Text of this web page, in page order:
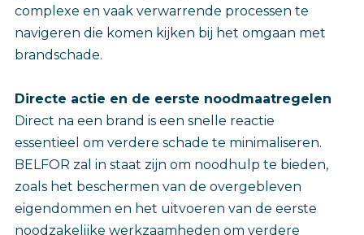
complexe en vaak verwarrende processen te
navigeren die komen kijken bij het omgaan met
brandschade.
Directe actie en de eerste noodmaatregelen
Direct na een brand is een snelle reactie
essentieel om verdere schade te minimaliseren.
BELFOR zal in staat zijn om noodhulp te bieden,
zoals het beschermen van de overgebleven
eigendommen en het uitvoeren van de eerste
noodzakelijke werkzaamheden om verdere